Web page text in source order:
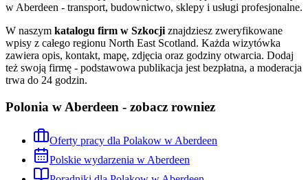
w Aberdeen - transport, budownictwo, sklepy i usługi profesjonalne.
W naszym katalogu firm w Szkocjiznajdziesz zweryfikowane
wpisy z całego regionu North East Scotland. Każda wizytówka
zawiera opis, kontakt, mapę, zdjęcia oraz godziny otwarcia. Dodaj
też swoją firmę - podstawowa publikacja jest bezpłatna, a moderacja
trwa do 24 godzin.
Polonia w Aberdeen - zobacz rowniez
Oferty pracy dla Polakow w Aberdeen
Polskie wydarzenia w Aberdeen